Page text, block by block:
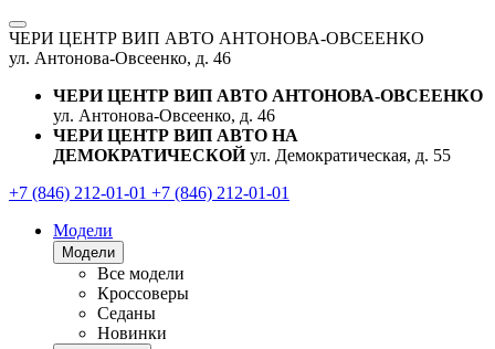
ЧЕРИ ЦЕНТР ВИП АВТО АНТОНОВА-ОВСЕЕНКО
ул. Антонова-Овсеенко, д. 46
ЧЕРИ ЦЕНТР ВИП АВТО АНТОНОВА-ОВСЕЕНКО
ул. Антонова-Овсеенко, д. 46
ЧЕРИ ЦЕНТР ВИП АВТО НА
ДЕМОКРАТИЧЕСКОЙ ул. Демократическая, д. 55
+7 (846) 212-01-01 +7 (846) 212-01-01
Модели
Модели
Все модели
Кроссоверы
Седаны
Новинки